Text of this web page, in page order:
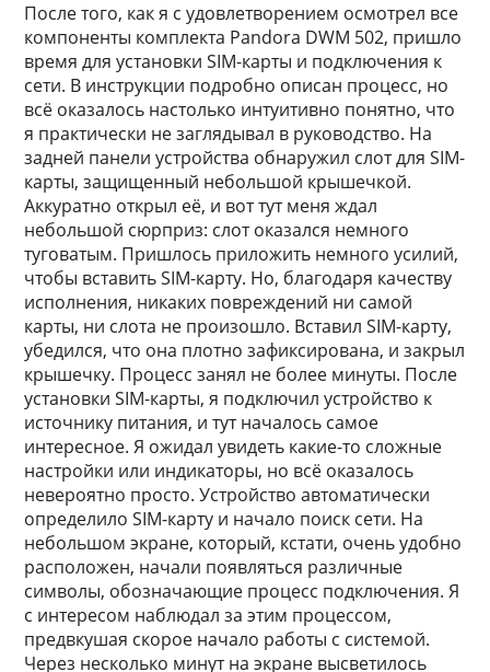
После того, как я с удовлетворением осмотрел все
компоненты комплекта Pandora DWM 502, пришло
время для установки SIM-карты и подключения к
сети. В инструкции подробно описан процесс, но
всё оказалось настолько интуитивно понятно, что
я практически не заглядывал в руководство. На
задней панели устройства обнаружил слот для SIM-
карты, защищенный небольшой крышечкой.
Аккуратно открыл её, и вот тут меня ждал
небольшой сюрприз: слот оказался немного
туговатым. Пришлось приложить немного усилий,
чтобы вставить SIM-карту. Но, благодаря качеству
исполнения, никаких повреждений ни самой
карты, ни слота не произошло. Вставил SIM-карту,
убедился, что она плотно зафиксирована, и закрыл
крышечку. Процесс занял не более минуты. После
установки SIM-карты, я подключил устройство к
источнику питания, и тут началось самое
интересное. Я ожидал увидеть какие-то сложные
настройки или индикаторы, но всё оказалось
невероятно просто. Устройство автоматически
определило SIM-карту и начало поиск сети. На
небольшом экране, который, кстати, очень удобно
расположен, начали появляться различные
символы, обозначающие процесс подключения. Я
с интересом наблюдал за этим процессом,
предвкушая скорое начало работы с системой.
Через несколько минут на экране высветилось